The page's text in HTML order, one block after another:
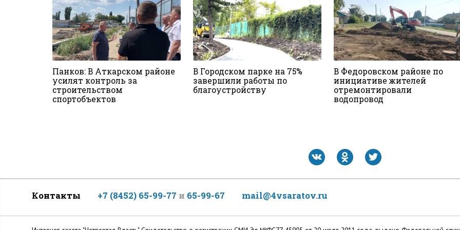
Панков: В Аткарском районе
усилят контроль за
строительством
спортобъектов
В Городском парке на 75%
завершили работы по
благоустройству
В Федоровском районе по
инициативе жителей
отремонтировали
водопровод
Контакты +7 (8452) 65-99-77 и 65-99-67 mail@4vsaratov.ru